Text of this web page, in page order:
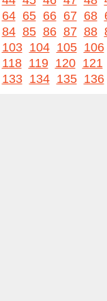
64 65 66 67 68
84 85 86 87 88
103 104 105 106
118 119 120 121
133 134 135 136